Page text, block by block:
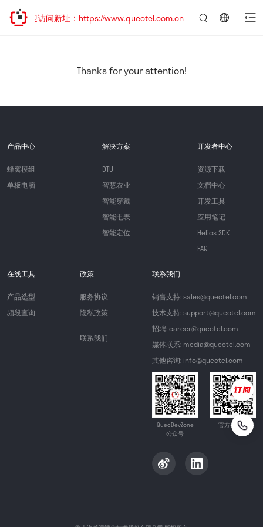
移，欢迎访问新址：https://www.quectel.com.cn
Thanks for your attention!
产品中心
蜂窝模组
单板电脑
解决方案
DTU
智慧农业
智能穿戴
智能电表
智能定位
开发者中心
资源下载
文档中心
开发工具
应用笔记
Helios SDK
FAQ
在线工具
产品选型
频段查询
政策
服务协议
隐私政策
联系我们
联系我们
销售支持: sales@quectel.com
技术支持: support@quectel.com
招聘: career@quectel.com
媒体联系: media@quectel.com
其他咨询: info@quectel.com
QuecDevZone
公众号
官方公众号